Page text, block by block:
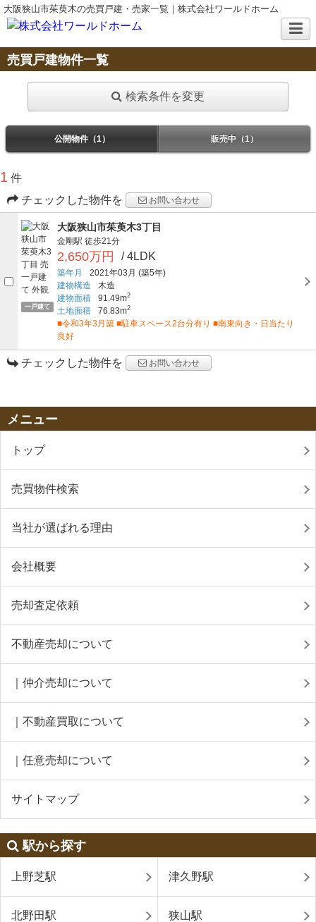
大阪狭山市茱萸木の売買戸建・売家一覧｜株式会社ワールドホーム
売買戸建物件一覧
検索条件を変更
公開物件（1） 販売中（1）
1 件
チェックした物件を
お問い合わせ
一戸建て
大阪狭山市茱萸木3丁目
金剛駅 徒歩21分
2,650万円 / 4LDK
築年月 2021年03月 (築5年)
建物構造
木造
建物面積
91.49m2
土地面積 76.83m2
■令和3年3月築 ■駐車スペース2台分有り ■南東向き・日当たり
良好
チェックした物件を お問い合わせ
メニュー
トップ
売買物件検索
当社が選ばれる理由
会社概要
売却査定依頼
不動産売却について
｜仲介売却について
｜不動産買取について
｜任意売却について
サイトマップ
駅から探す
上野芝駅 津久野駅
北野田駅 狭山駅